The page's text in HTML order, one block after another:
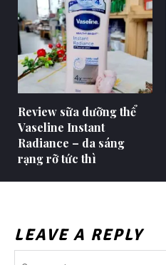
Review sữa dưỡng thể
Vaseline Instant
Radiance – da sáng
rạng rỡ tức thì
LEAVE A REPLY